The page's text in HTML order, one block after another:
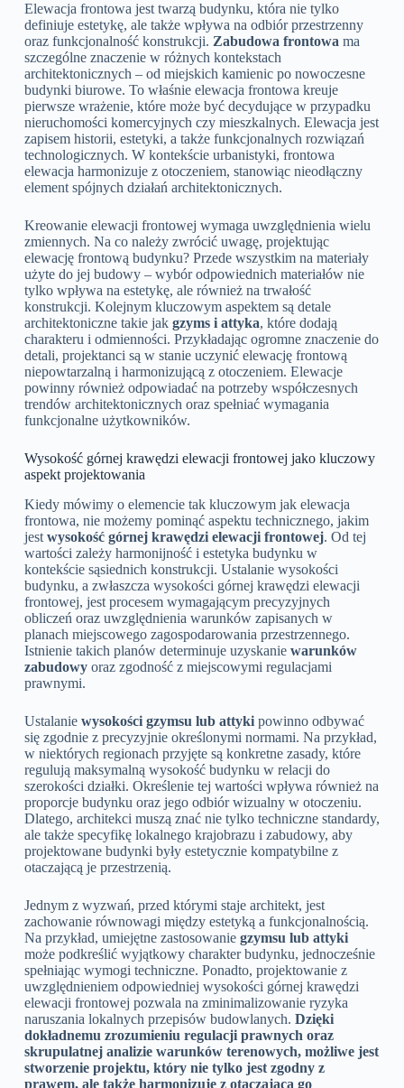
Elewacja frontowa jest twarzą budynku, która nie tylko
definiuje estetykę, ale także wpływa na odbiór przestrzenny
oraz funkcjonalność konstrukcji. Zabudowa frontowa ma
szczególne znaczenie w różnych kontekstach
architektonicznych – od miejskich kamienic po nowoczesne
budynki biurowe. To właśnie elewacja frontowa kreuje
pierwsze wrażenie, które może być decydujące w przypadku
nieruchomości komercyjnych czy mieszkalnych. Elewacja jest
zapisem historii, estetyki, a także funkcjonalnych rozwiązań
technologicznych. W kontekście urbanistyki, frontowa
elewacja harmonizuje z otoczeniem, stanowiąc nieodłączny
element spójnych działań architektonicznych.
Kreowanie elewacji frontowej wymaga uwzględnienia wielu
zmiennych. Na co należy zwrócić uwagę, projektując
elewację frontową budynku? Przede wszystkim na materiały
użyte do jej budowy – wybór odpowiednich materiałów nie
tylko wpływa na estetykę, ale również na trwałość
konstrukcji. Kolejnym kluczowym aspektem są detale
architektoniczne takie jak gzyms i attyka, które dodają
charakteru i odmienności. Przykładając ogromne znaczenie do
detali, projektanci są w stanie uczynić elewację frontową
niepowtarzalną i harmonizującą z otoczeniem. Elewacje
powinny również odpowiadać na potrzeby współczesnych
trendów architektonicznych oraz spełniać wymagania
funkcjonalne użytkowników.
Wysokość górnej krawędzi elewacji frontowej jako kluczowy
aspekt projektowania
Kiedy mówimy o elemencie tak kluczowym jak elewacja
frontowa, nie możemy pominąć aspektu technicznego, jakim
jest wysokość górnej krawędzi elewacji frontowej. Od tej
wartości zależy harmonijność i estetyka budynku w
kontekście sąsiednich konstrukcji. Ustalanie wysokości
budynku, a zwłaszcza wysokości górnej krawędzi elewacji
frontowej, jest procesem wymagającym precyzyjnych
obliczeń oraz uwzględnienia warunków zapisanych w
planach miejscowego zagospodarowania przestrzennego.
Istnienie takich planów determinuje uzyskanie warunków
zabudowyoraz zgodność z miejscowymi regulacjami
prawnymi.
Ustalanie wysokości gzymsu lub attykipowinno odbywać
się zgodnie z precyzyjnie określonymi normami. Na przykład,
w niektórych regionach przyjęte są konkretne zasady, które
regulują maksymalną wysokość budynku w relacji do
szerokości działki. Określenie tej wartości wpływa również na
proporcje budynku oraz jego odbiór wizualny w otoczeniu.
Dlatego, architekci muszą znać nie tylko techniczne standardy,
ale także specyfikę lokalnego krajobrazu i zabudowy, aby
projektowane budynki były estetycznie kompatybilne z
otaczającą je przestrzenią.
Jednym z wyzwań, przed którymi staje architekt, jest
zachowanie równowagi między estetyką a funkcjonalnością.
Na przykład, umiejętne zastosowanie gzymsu lub attyki
może podkreślić wyjątkowy charakter budynku, jednocześnie
spełniając wymogi techniczne. Ponadto, projektowanie z
uwzględnieniem odpowiedniej wysokości górnej krawędzi
elewacji frontowej pozwala na zminimalizowanie ryzyka
naruszania lokalnych przepisów budowlanych. Dzięki
dokładnemu zrozumieniu regulacji prawnych oraz
skrupulatnej analizie warunków terenowych, możliwe jest
stworzenie projektu, który nie tylko jest zgodny z
prawem, ale także harmonizuje z otaczającą go